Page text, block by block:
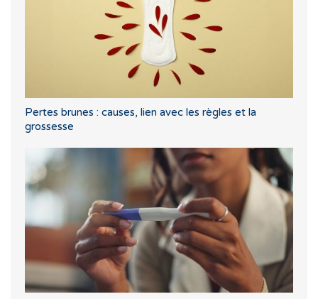
Pertes brunes : causes, lien avec les règles et la
grossesse